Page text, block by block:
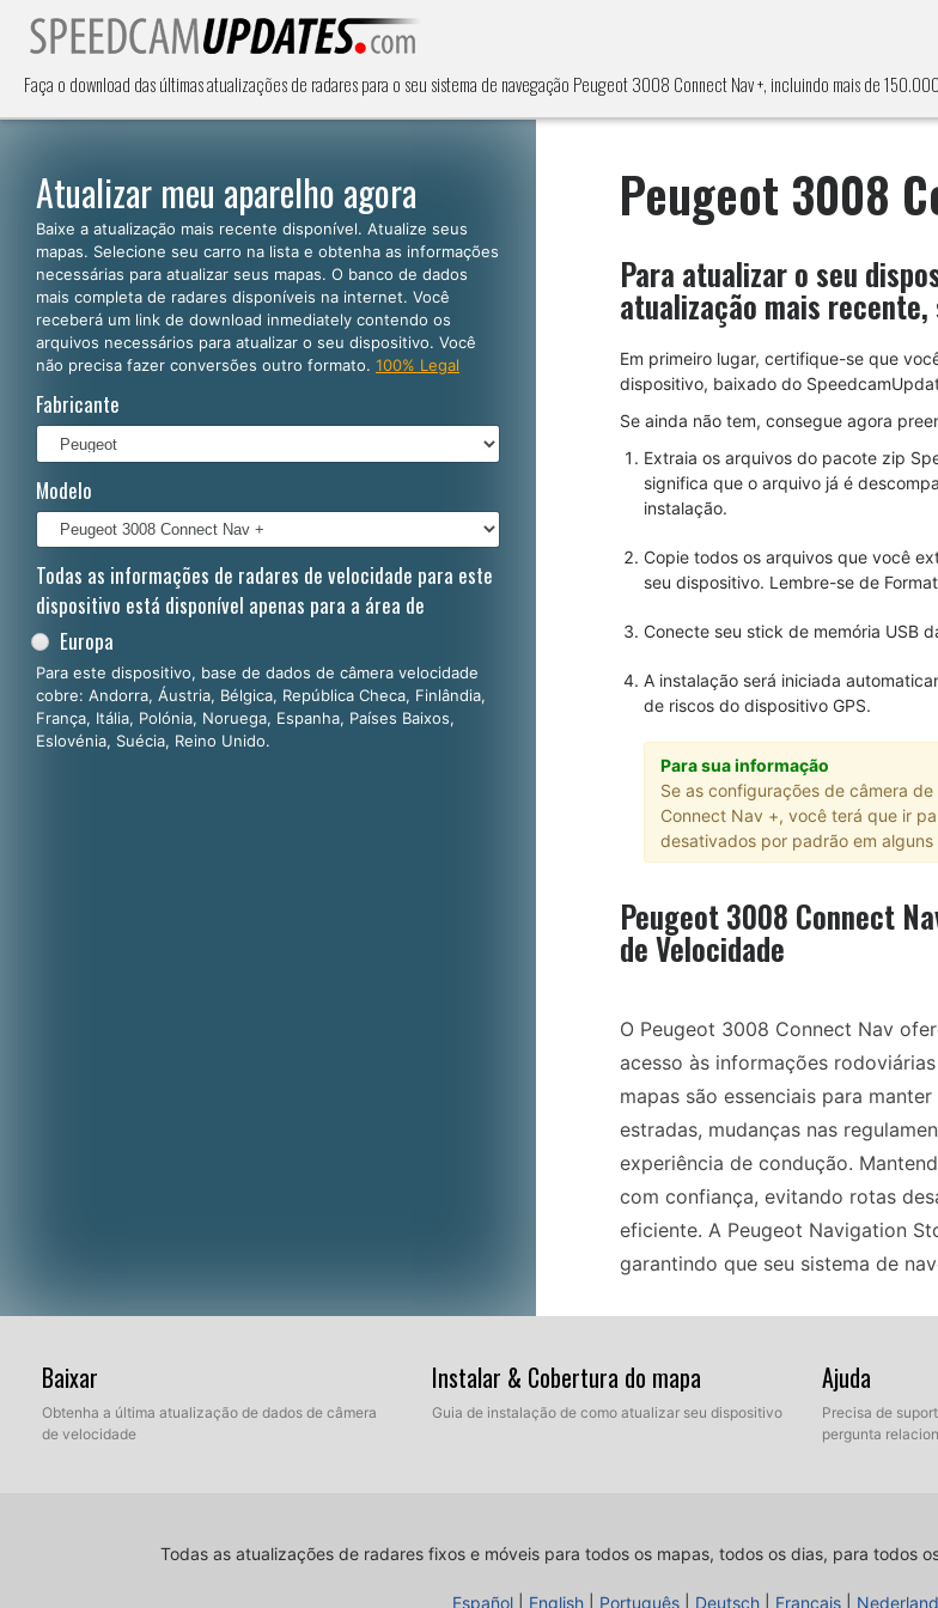
Faça o download das últimas atualizações de radares para o seu sistema de navegação Peugeot 3008 Connect Nav +, incluindo mais de
Atualizar meu aparelho agora
Baixe a atualização mais recente disponível. Atualize seus
mapas. Selecione seu carro na lista e obtenha as informações
necessárias para atualizar seus mapas. O banco de dados
mais completa de radares disponíveis na internet. Você
receberá um link de download inmediately contendo os
arquivos necessários para atualizar o seu dispositivo. Você
não precisa fazer conversões outro formato. 100% Legal
Fabricante
Modelo
Todas as informações de radares de velocidade para este
dispositivo está disponível apenas para a área de
Europa
Para este dispositivo, base de dados de câmera velocidade
cobre: Andorra, Áustria, Bélgica, República Checa, Finlândia,
França, Itália, Polónia, Noruega, Espanha, Países Baixos,
Eslovénia, Suécia, Reino Unido.
Peugeot 3008
Para atualizar o seu
atualização mais
Em primeiro lugar, certifique-se que
dispositivo, baixado do
Se ainda não tem, consegue agora
Extraia os arquivos do pacote zip
significa que o arquivo já é
instalação.
Copie todos os arquivos que você
seu dispositivo. Lembre-se de
Conecte seu stick de memória USB
A instalação será iniciada
de riscos do dispositivo GPS.
Para sua informação
Se as configurações de câmera
Connect Nav +, você terá que ir
desativados por padrão em
Peugeot 3008 Connect
de Velocidade
O Peugeot 3008 Connect Nav
acesso às informações
mapas são essenciais para
estradas, mudanças nas
experiência de condução.
com confiança, evitando rotas
eficiente. A Peugeot Navigation
garantindo que seu sistema de
instalar atualizações de mapas
dispositivo. Primeiro, baixe a
o seu computador. Em seguida,
equipado com os mapas mais
Baixar
Obtenha a última atualização de dados de câmera
de velocidade
Instalar & Cobertura do mapa
Guia de instalação de como atualizar seu dispositivo
Ajuda
Precisa de
pergunta
Todas as atualizações de radares fixos e móveis para todos os mapas, todos os dias, para todos
Español English Português Deutsch Français